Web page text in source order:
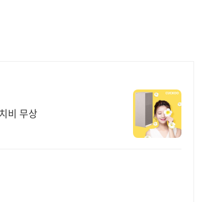
비 무상